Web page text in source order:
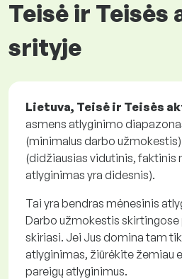
Teisė ir Teisės
srityje
Lietuva, Teisė ir Teisės
asmens atlyginimo
(minimalus darbo užmokestis)
(didžiausias vidutinis, faktinis
atlyginimas yra didesnis).
Tai yra bendras mėnesinis
Darbo užmokestis skirtingose
skiriasi. Jei Jus domina tam
atlyginimas, žiūrėkite žemiau
pareigų atlyginimus.